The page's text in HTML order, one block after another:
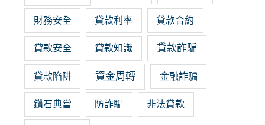
財務安全 貸款利率 貸款合約
貸款安全 貸款知識 貸款詐騙
貸款陷阱 資金周轉 金融詐騙
鑽石典當 防詐騙 非法貸款